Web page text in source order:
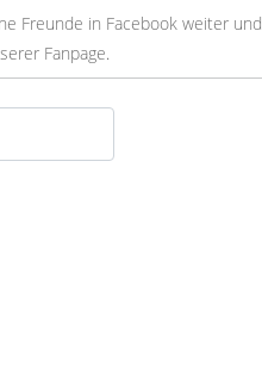
Freunde in Facebook weiter und
Fanpage.